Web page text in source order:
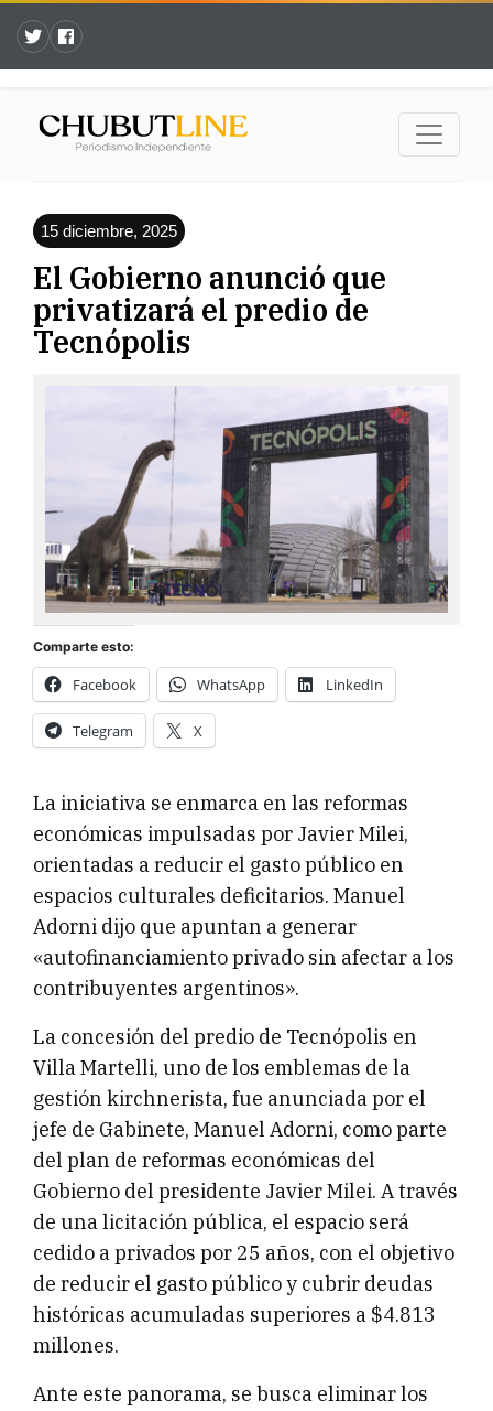
15 diciembre, 2025
El Gobierno anunció que
privatizará el predio de
Tecnópolis
Comparte esto:
Facebook WhatsApp LinkedIn
Telegram X
La iniciativa se enmarca en las reformas
económicas impulsadas por Javier Milei,
orientadas a reducir el gasto público en
espacios culturales deficitarios. Manuel
Adorni dijo que apuntan a generar
«autofinanciamiento privado sin afectar a los
contribuyentes argentinos».
La concesión del predio de Tecnópolis en
Villa Martelli, uno de los emblemas de la
gestión kirchnerista, fue anunciada por el
jefe de Gabinete, Manuel Adorni, como parte
del plan de reformas económicas del
Gobierno del presidente Javier Milei. A través
de una licitación pública, el espacio será
cedido a privados por 25 años, con el objetivo
de reducir el gasto público y cubrir deudas
históricas acumuladas superiores a $4.813
millones.
Ante este panorama, se busca eliminar los